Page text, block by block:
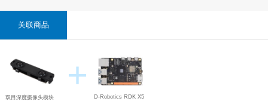
关联商品
双目深度摄像头模块
+
D-Robotics RDK X5